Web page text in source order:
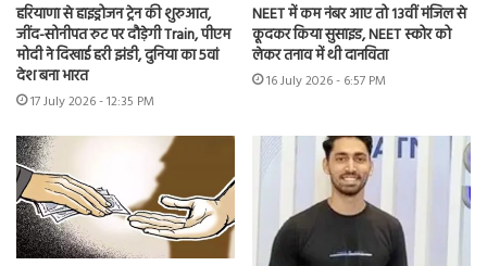
हरियाणा से हाइड्रोजन ट्रेन की शुरुआत,
जींद-सोनीपत रुट पर दौड़ेगी Train, पीएम
मोदी ने दिखाई हरी झंडी, दुनिया का 5वां
देश बना भारत
17 July 2026 - 12:35 PM
NEET में कम नंबर आए तो 13वीं मंजिल से
कूदकर किया सुसाइड, NEET स्कोर को
लेकर तनाव में थी दानविता
16 July 2026 - 6:57 PM